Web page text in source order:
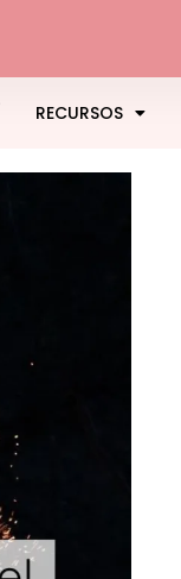
RECURSOS